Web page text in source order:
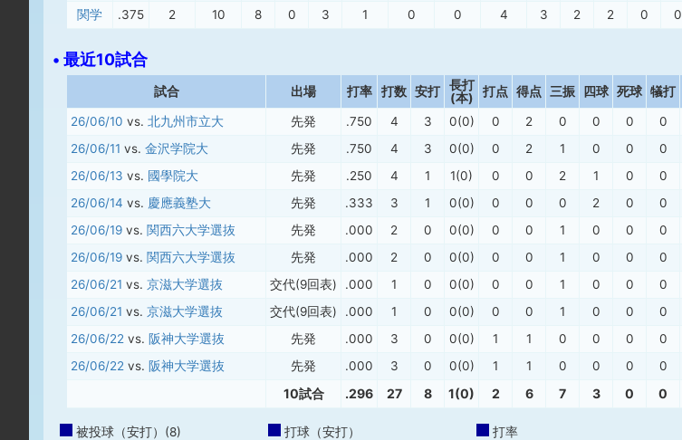
関学
.375 2 10 8 0 3 1 0 0 4 3 2 2 0 0
• 最近10試合
試合 出場 打率 打数 安打
長打
(本)
打点 得点 三振 四球 死球 犠打
26/06/10 vs. 北九州市立大 先発 .750 4 3 0(0) 0 2 0 0 0 0
26/06/11 vs. 金沢学院大 先発 .750 4 3 0(0) 0 2 1 0 0 0
26/06/13 vs. 國學院大 先発 .250 4 1 1(0) 0 0 2 1 0 0
26/06/14 vs. 慶應義塾大 先発 .333 3 1 0(0) 0 0 0 2 0 0
26/06/19 vs. 関西六大学選抜 先発 .000 2 0 0(0) 0 0 1 0 0 0
26/06/19 vs. 関西六大学選抜 先発 .000 2 0 0(0) 0 0 1 0 0 0
26/06/21 vs. 京滋大学選抜 交代(9回表) .000 1 0 0(0) 0 0 1 0 0 0
26/06/21 vs. 京滋大学選抜 交代(9回表) .000 1 0 0(0) 0 0 1 0 0 0
26/06/22 vs. 阪神大学選抜 先発 .000 3 0 0(0) 1 1 0 0 0 0
26/06/22 vs. 阪神大学選抜 先発 .000 3 0 0(0) 1 1 0 0 0 0
10試合 .296 27 8 1(0) 2 6 7 3 0 0
被投球（安打）(8) 打球（安打） 打率